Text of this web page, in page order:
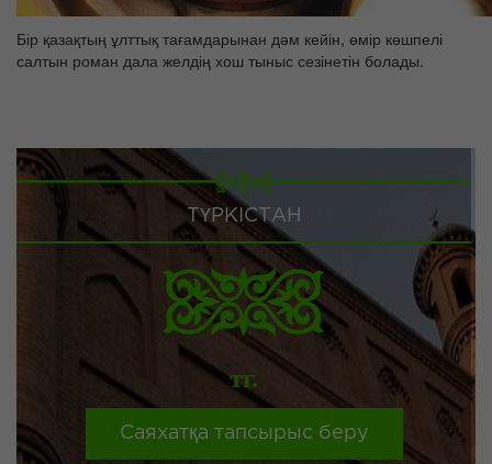
Бір қазақтың ұлттық тағамдарынан дәм кейін, өмір көшпелі
салтын роман дала желдің хош тыныс сезінетін болады.
ТҮРКІСТАН
тг.
Саяхатқа тапсырыс беру